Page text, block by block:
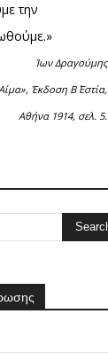
την
Ίων Δραγούμης
Έκδοση Β΄ Εστία,
Αθήνα 1914, σελ. 5.